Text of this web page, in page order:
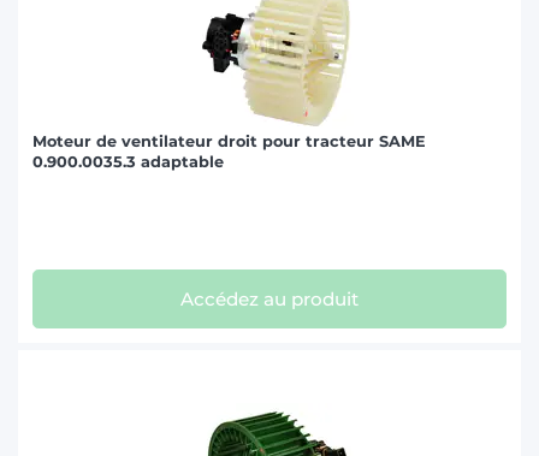
JOHN DEERE (8)
LAMBORGHINI (4)
Moteur de ventilateur droit pour tracteur SAME
0.900.0035.3 adaptable
Accédez au produit